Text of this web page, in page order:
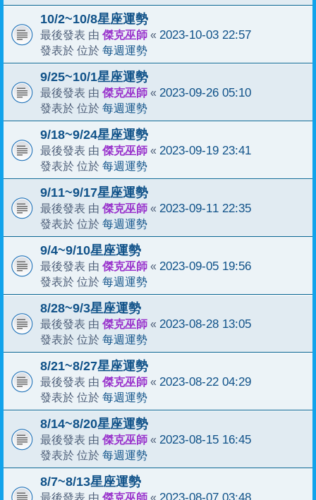
10/2~10/8星座運勢
最後發表 由 傑克巫師 « 2023-10-03 22:57
發表於 位於 每週運勢
9/25~10/1星座運勢
最後發表 由 傑克巫師 « 2023-09-26 05:10
發表於 位於 每週運勢
9/18~9/24星座運勢
最後發表 由 傑克巫師 « 2023-09-19 23:41
發表於 位於 每週運勢
9/11~9/17星座運勢
最後發表 由 傑克巫師 « 2023-09-11 22:35
發表於 位於 每週運勢
9/4~9/10星座運勢
最後發表 由 傑克巫師 « 2023-09-05 19:56
發表於 位於 每週運勢
8/28~9/3星座運勢
最後發表 由 傑克巫師 « 2023-08-28 13:05
發表於 位於 每週運勢
8/21~8/27星座運勢
最後發表 由 傑克巫師 « 2023-08-22 04:29
發表於 位於 每週運勢
8/14~8/20星座運勢
最後發表 由 傑克巫師 « 2023-08-15 16:45
發表於 位於 每週運勢
8/7~8/13星座運勢
最後發表 由 傑克巫師 « 2023-08-07 03:48